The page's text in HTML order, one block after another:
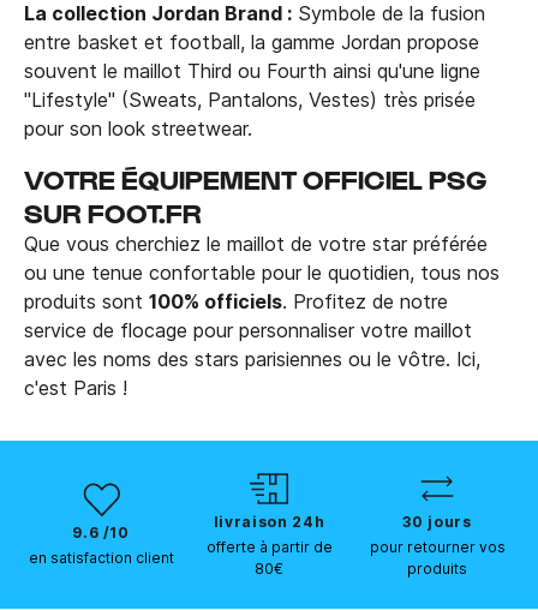
La collection Jordan Brand : Symbole de la fusion
entre basket et football, la gamme Jordan propose
souvent le maillot Third ou Fourth ainsi qu'une ligne
"Lifestyle" (Sweats, Pantalons, Vestes) très prisée
pour son look streetwear.
VOTRE ÉQUIPEMENT OFFICIEL PSG
SUR FOOT.FR
Que vous cherchiez le maillot de votre star préférée
ou une tenue confortable pour le quotidien, tous nos
produits sont 100% officiels. Profitez de notre
service de flocage pour personnaliser votre maillot
avec les noms des stars parisiennes ou le vôtre. Ici,
c'est Paris !
9.6 /10
en satisfaction client
livraison 24h
offerte à partir de
80€
30 jours
pour retourner vos
produits